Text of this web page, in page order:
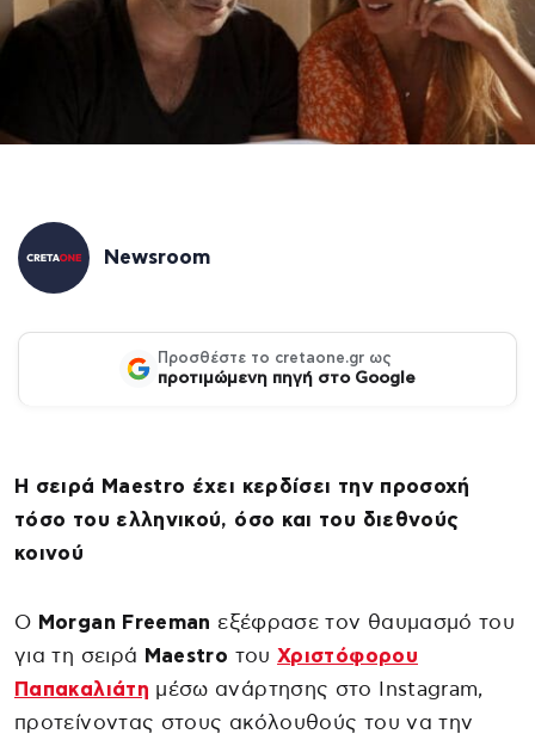
Newsroom
Προσθέστε το cretaone.gr ως
προτιμώμενη πηγή στο Google
Η σειρά Maestro έχει κερδίσει την προσοχή
τόσο του ελληνικού, όσο και του διεθνούς
κοινού
Ο Morgan Freeman εξέφρασε τον θαυμασμό του
για τη σειρά Maestro τουΧριστόφορου
Παπακαλιάτη μέσω ανάρτησης στο Instagram,
προτείνοντας στους ακόλουθούς του να την